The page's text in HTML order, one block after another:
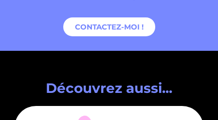
CONTACTEZ-MOI !
Découvrez aussi...